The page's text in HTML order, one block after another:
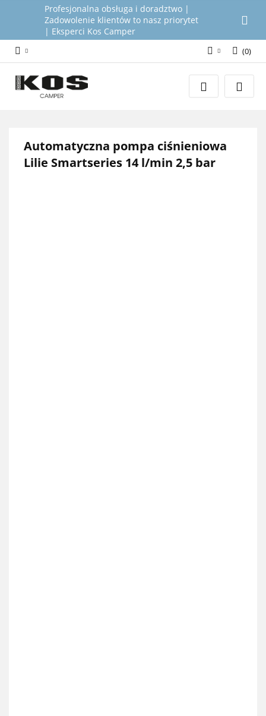
Profesjonalna obsługa i doradztwo |
Zadowolenie klientów to nasz priorytet
| Eksperci Kos Camper
Załóż konto
(0)
Automatyczna pompa ciśnieniowa
Lilie Smartseries 14 l/min 2,5 bar